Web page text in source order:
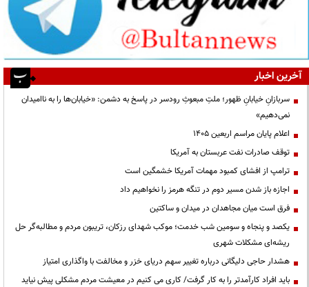
آخرین اخبار
سربازانِ خیابانِ ظهور؛ ملتِ مبعوثِ رودسر در پاسخ به دشمن: «خیابان‌ها را به ناامیدان
نمی‌دهیم»
اعلام پایان مراسم اربعین ۱۴۰۵
توقف صادرات نفت عربستان به آمریکا
ترامپ از افشای کمبود مهمات آمریکا خشمگین است
اجازه باز شدن مسیر دوم در تنگه هرمز را نخواهیم داد
فرق است میان مجاهدان در میدان و ساکتین
یکصد و پنجاه و سومین شب خدمت؛ موکب شهدای رزکان، تریبون مردم و مطالبه‌گر حل
ریشه‌ای مشکلات شهری
هشدار حاجی دلیگانی درباره تغییر سهم دریای خزر و مخالفت با واگذاری امتیاز
باید افراد کارآمدتر را به کار گرفت/ کاری می کنیم در معیشت مردم مشکلی پیش نیاید